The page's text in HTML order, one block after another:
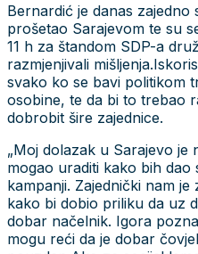
Bernardić je danas zajedno
prošetao Sarajevom te su
11 h za štandom SDP-a
razmjenjivali
svako ko se bavi politikom
osobine, te da bi to trebao
dobrobit šire zajednice.
„Moj dolazak u Sarajevo je
mogao uraditi kako bih
kampanji. Zajednički nam
kako bi dobio priliku da uz
dobar načelnik. Igora
mogu reći da je dobar